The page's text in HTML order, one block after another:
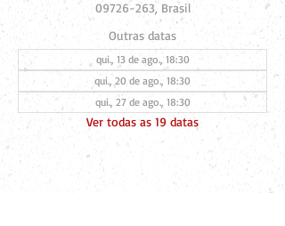
09726-263, Brasil
Outras datas
qui., 13 de ago., 18:30
qui., 20 de ago., 18:30
qui., 27 de ago., 18:30
Ver todas as 19 datas